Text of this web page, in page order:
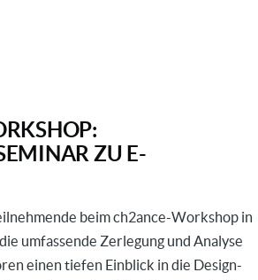
ZU E-
beim ch2ance-Workshop in
umfassende Zerlegung und Analyse
einen tiefen Einblick in die Design-